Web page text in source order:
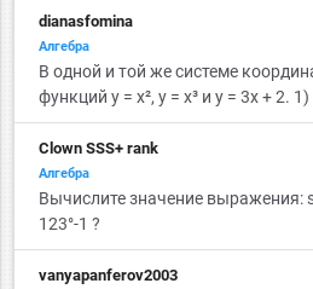
dianasfomina
Алгебра
В одной и той же системе
функций у = x², у = x³ и у = 3x + 2.
Clown SSS+ rank
Алгебра
Вычислите значение выражения:
123°-1 ?
vanyapanferov2003